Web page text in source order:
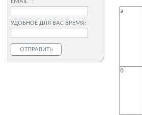
УДОБНОЕ ДЛЯ ВАС ВРЕМЯ:
а
б